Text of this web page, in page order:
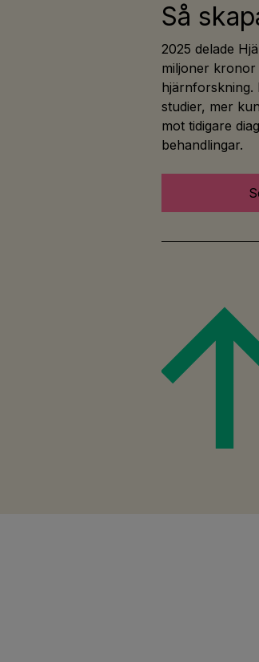
Så
2025 delade
miljoner kronor
hjärnforskning.
studier, mer
mot tidigare
behandlingar.